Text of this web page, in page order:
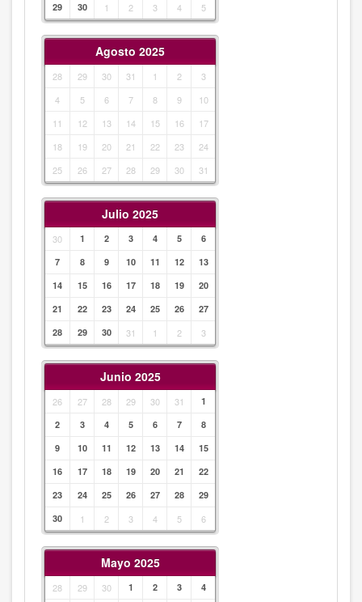
29
30 1 2 3 4 5
Agosto 2025
28 29 30 31 1 2
3
4
5 6 7 8 9
10
11
12 13 14 15 16
17
18
19 20 21 22 23
24
25
26 27 28 29 30 31
Julio 2025
30 1 2 3 4 5
6
7
8 9 10 11 12
13
14
15 16 17 18 19
20
21
22 23 24 25 26
27
28
29 30 31 1 2 3
Junio 2025
26 27 28 29 30 31
1
2
3 4 5 6 7
8
9
10 11 12 13 14
15
16
17 18 19 20 21
22
23
24 25 26 27 28
29
30
1 2 3 4 5 6
Mayo 2025
28 29 30 1 2 3 4